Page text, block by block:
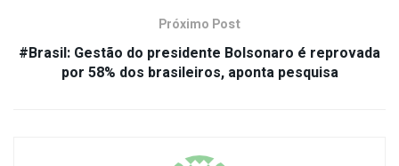
Próximo Post
#Brasil: Gestão do presidente Bolsonaro é reprovada
por 58% dos brasileiros, aponta pesquisa